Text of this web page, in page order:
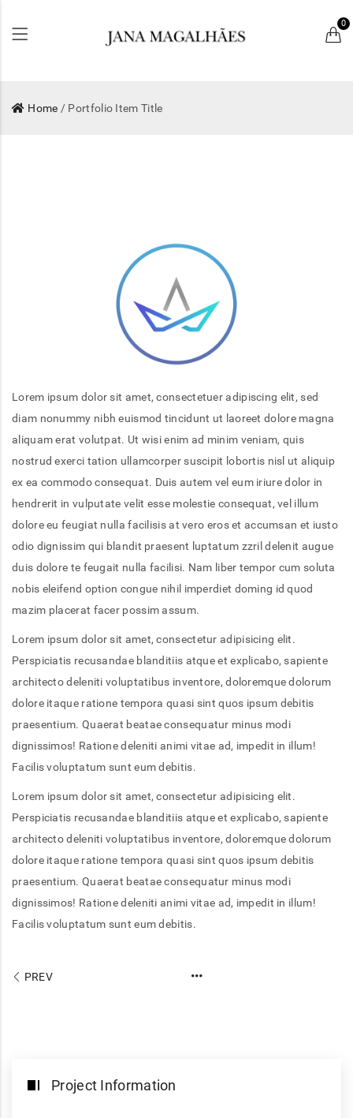
0
Home / Portfolio Item Title
Lorem ipsum dolor sit amet, consectetuer adipiscing elit, sed
diam nonummy nibh euismod tincidunt ut laoreet dolore magna
aliquam erat volutpat. Ut wisi enim ad minim veniam, quis
nostrud exerci tation ullamcorper suscipit lobortis nisl ut aliquip
ex ea commodo consequat. Duis autem vel eum iriure dolor in
hendrerit in vulputate velit esse molestie consequat, vel illum
dolore eu feugiat nulla facilisis at vero eros et accumsan et iusto
odio dignissim qui blandit praesent luptatum zzril delenit augue
duis dolore te feugait nulla facilisi. Nam liber tempor cum soluta
nobis eleifend option congue nihil imperdiet doming id quod
mazim placerat facer possim assum.
Lorem ipsum dolor sit amet, consectetur adipisicing elit.
Perspiciatis recusandae blanditiis atque et explicabo, sapiente
architecto deleniti voluptatibus inventore, doloremque dolorum
dolore itaque ratione tempora quasi sint quos ipsum debitis
praesentium. Quaerat beatae consequatur minus modi
dignissimos! Ratione deleniti animi vitae ad, impedit in illum!
Facilis voluptatum sunt eum debitis.
Lorem ipsum dolor sit amet, consectetur adipisicing elit.
Perspiciatis recusandae blanditiis atque et explicabo, sapiente
architecto deleniti voluptatibus inventore, doloremque dolorum
dolore itaque ratione tempora quasi sint quos ipsum debitis
praesentium. Quaerat beatae consequatur minus modi
dignissimos! Ratione deleniti animi vitae ad, impedit in illum!
Facilis voluptatum sunt eum debitis.
PREV
Project Information